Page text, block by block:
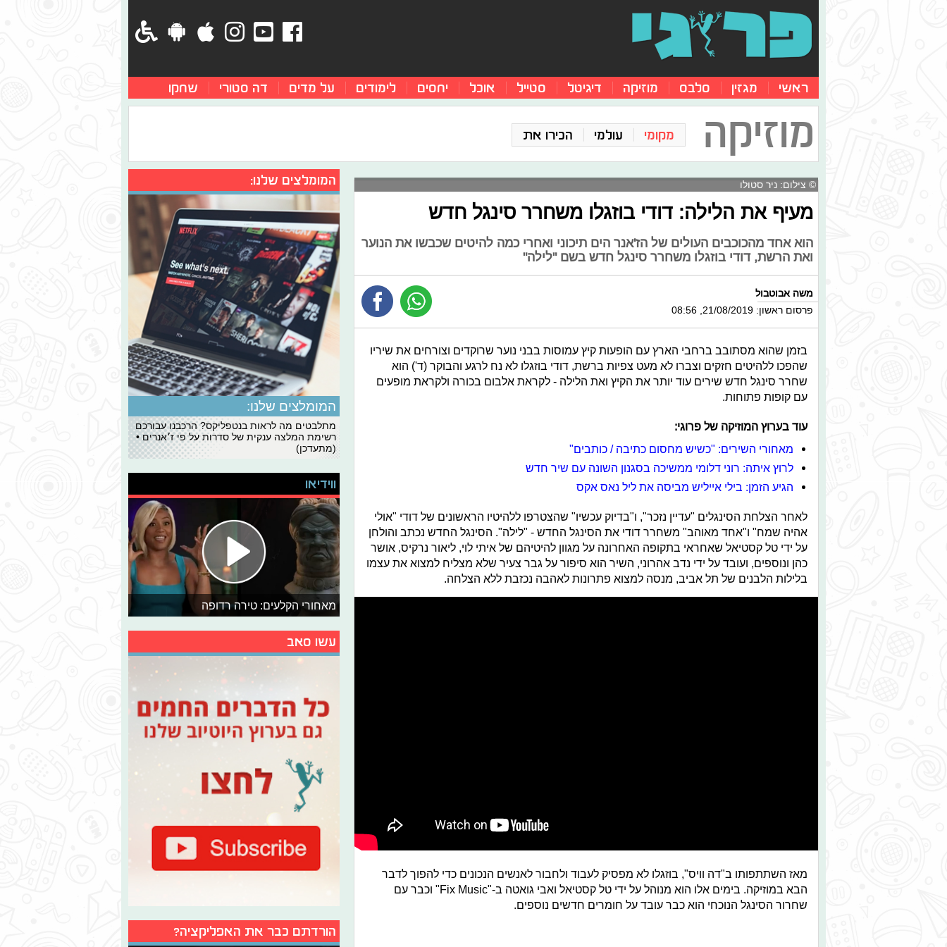
ראשי מגזין סלבס מוזיקה דיגיטל סטייל אוכל יחסים לימודים על מדים דה סטורי שחקו
מוזיקה מקומי עולמי הכירו את
© צילום: ניר סטולו
מעיף את הלילה: דודי בוזגלו משחרר סינגל חדש
הוא אחד מהכוכבים העולים של הז'אנר הים תיכוני ואחרי כמה להיטים שכבשו את הנוער
ואת הרשת, דודי בוזגלו משחרר סינגל חדש בשם "לילה"
משה אבוטבול
פרסום ראשון: 21/08/2019, 08:56
בזמן שהוא מסתובב ברחבי הארץ עם הופעות קיץ עמוסות בבני נוער שרוקדים וצורחים את שיריו
שהפכו ללהיטים חזקים וצברו לא מעט צפיות ברשת, דודי בוזגלו לא נח לרגע והבוקר (ד') הוא
שחרר סינגל חדש שירים עוד יותר את הקיץ ואת הלילה - לקראת אלבום בכורה ולקראת מופעים
עם קופות פתוחות.
עוד בערוץ המוזיקה של פרוגי:
מאחורי השירים: "כשיש מחסום כתיבה / כותבים"
לרוץ איתה: רוני דלומי ממשיכה בסגנון השונה עם שיר חדש
הגיע הזמן: בילי אייליש מביסה את ליל נאס אקס
לאחר הצלחת הסינגלים "עדיין נזכר", ו"בדיוק עכשיו" שהצטרפו ללהיטיו הראשונים של דודי "אולי
אהיה שמח" ו"אחד מאוהב" משחרר דודי את הסינגל החדש - "לילה". הסינגל החדש נכתב והולחן
על ידי טל קסטיאל שאחראי בתקופה האחרונה על מגוון להיטיהם של איתי לוי, ליאור נרקיס, אושר
כהן ונוספים, ועובד על ידי נדב אהרוני, השיר הוא סיפור על גבר צעיר שלא מצליח למצוא את עצמו
בלילות הלבנים של תל אביב, מנסה למצוא פתרונות לאהבה נכזבת ללא הצלחה.
מאז השתתפותו ב"דה וויס", בוזגלו לא מפסיק לעבוד ולחבור לאנשים הנכונים כדי להפוך לדבר
הבא במוזיקה. בימים אלו הוא מנוהל על ידי טל קסטיאל ואבי גואטה ב-"Fix Music" וכבר עם
שחרור הסינגל הנוכחי הוא כבר עובד על חומרים חדשים נוספים.
המומלצים שלנו:
המומלצים שלנו:
מתלבטים מה לראות בנטפליקס? הרכבנו עבורכם
רשימת המלצה ענקית של סדרות על פי ז׳אנרים •
(מתעדכן)
ווידיאו
מאחורי הקלעים: טירה רדופה
עשו סאב
הורדתם כבר את האפליקציה?